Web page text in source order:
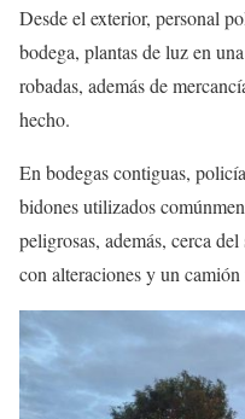
Desde el exterior, personal
bodega, plantas de luz en
robadas, además de
hecho.
En bodegas contiguas,
bidones utilizados
peligrosas, además, cerca
con alteraciones y un camión